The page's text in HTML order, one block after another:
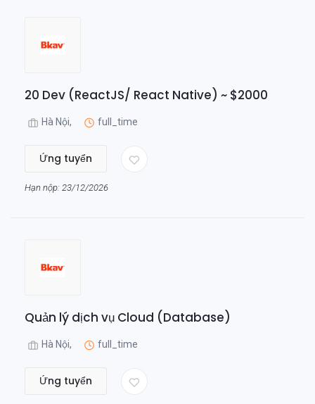
20 Dev (ReactJS/ React Native) ~ $2000
Hà Nội, full_time
Ứng tuyển
Hạn nộp: 23/12/2026
Quản lý dịch vụ Cloud (Database)
Hà Nội, full_time
Ứng tuyển